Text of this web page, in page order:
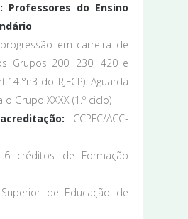
: Professores do Ensino
em carreira de
Grupos 200, 230, 420 e
do RJFCP). Aguarda
Grupo XXXX (1.º ciclo)
: CCPFC/ACC-
créditos de Formação
de Educação de